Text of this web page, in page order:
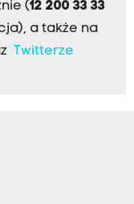
(12 200 33 33
a także na
Twitterze